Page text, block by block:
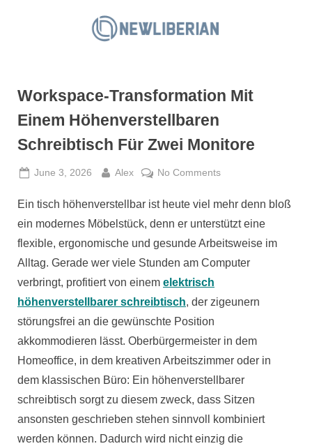
L
b
e
a
n
Workspace-Transformation Mit
Einem Höhenverstellbaren
Schreibtisch Für Zwei Monitore
Posted
June 3, 2026 By
Alex No Commentson
Transformation
Mit
Einem
Schreibtisch
Zwei
Ein tisch höhenverstellbar ist heute viel mehr denn bloß
ein modernes Möbelstück, denn er unterstützt eine
flexible, ergonomische und gesunde Arbeitsweise im
Alltag. Gerade wer viele Stunden am Computer
verbringt, profitiert von einem elektrisch
höhenverstellbarer schreibtisch, der zigeunern
störungsfrei an die gewünschte Position
akkommodieren lässt. Oberbürgermeister in dem
Homeoffice, in dem kreativen Arbeitszimmer oder in
dem klassischen Büro: Ein höhenverstellbarer
schreibtisch sorgt zu diesem zweck, dass Sitzen
ansonsten geschrieben stehen sinnvoll kombiniert
werden können. Dadurch wird nicht einzig die